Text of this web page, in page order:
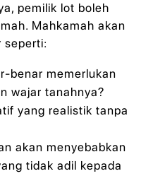
pemilik lot boleh
Mahkamah akan
seperti:
benar memerlukan
wajar tanahnya?
yang realistik tanpa
akan menyebabkan
tidak adil kepada